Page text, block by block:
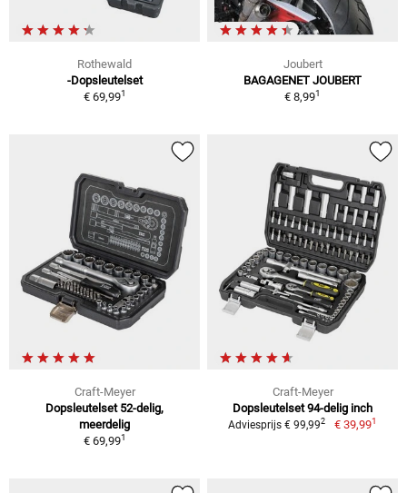
Rothewald
-Dopsleutelset
€ 69,991
Joubert
BAGAGENET JOUBERT
€ 8,991
Craft-Meyer
Dopsleutelset 52-delig,
meerdelig
€ 69,991
Craft-Meyer
Dopsleutelset 94-delig inch
Adviesprijs € 99,992 € 39,991